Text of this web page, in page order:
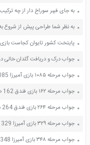
پایتخت کشور تایوان کجاست
جواب درک و دریافت گلدان خالی درس
جواب مرحله ۱۰۸۵ بازی آمیرزا 1085 یک هزار و هشتاد و پنج پاسخ
جواب مرحله ۱۶۲ بازی فندق 162 صد و شصت و دو پاسخ
جواب مرحله ۲۶۴ بازی فندق 264 دویست و شصت و چهار پاسخ
جواب مرحله ۳۲۹ بازی آمیرزا 329 سیصد و بیست و نه پاسخ
جواب مرحله ۳۴۸ بازی آمیرزا 348 سیصد و چهل و هشت پاسخ